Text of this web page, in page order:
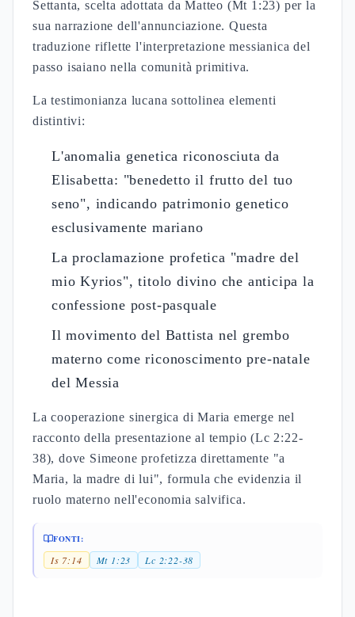
prospettiva mariologica non può essere dissociata
dalla cristologia del Logos incarnato, dove la
vergine maria rappresenta la Chiesa-Madre che
raccoglie i credenti dispersi, esprimendo il legame
discepolo amato: testament
spirituale
ecclesiale fondamentale tra Maria e il discepolo
amato (Gv 19,25). La consegna reciproca -
"Donna, ecco tuo figlio" e "Ecco tua madre" -
un testament ecclesiologico. La tradizione
giovannea interpreta questo momento come
costituzione della Chiesa apostolica, dove la
vergine maria assume la maternità spirituale della
croce", distinta dalle altre donne che osservavano
"da lontano" nei sinottici, sottolinea la specificità
della testimonianza giovannea. La struttura